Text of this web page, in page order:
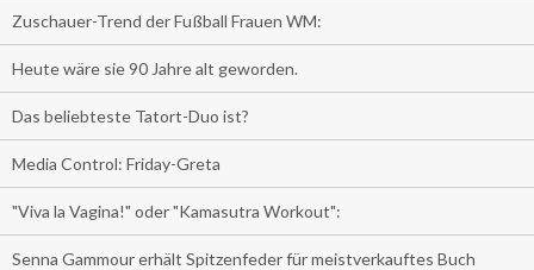
Zuschauer-Trend der Fußball Frauen WM:
Heute wäre sie 90 Jahre alt geworden.
Das beliebteste Tatort-Duo ist?
Media Control: Friday-Greta
"Viva la Vagina!" oder "Kamasutra Workout":
Senna Gammour erhält Spitzenfeder für meistverkauftes Buch